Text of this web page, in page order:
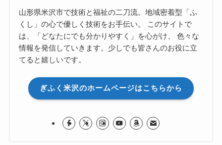
山形県米沢市で技術と福祉の二刀流。地域密着型「ふ
くし」の心で優しく技術をお手伝い。 このサイトで
は、「どなたにでも分かりやすく」を心がけ、 色々な
情報を発信していきます。少しでも皆さんのお役に立
てると嬉しいです。
ぎふく米沢のホームページはこちらから